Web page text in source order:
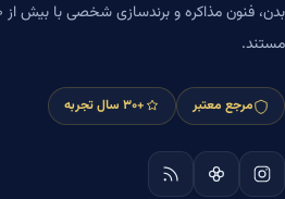
مستند.
مرجع معتبر +۳۰ سال تجربه